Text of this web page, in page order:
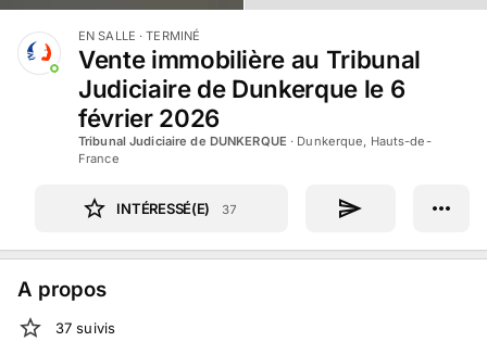
EN SALLE · TERMINÉ
Vente immobilière au Tribunal
Judiciaire de Dunkerque le 6
février 2026
Tribunal Judiciaire de DUNKERQUE · Dunkerque, Hauts-de-
France
INTÉRESSÉ(E) 37
A propos
37 suivis